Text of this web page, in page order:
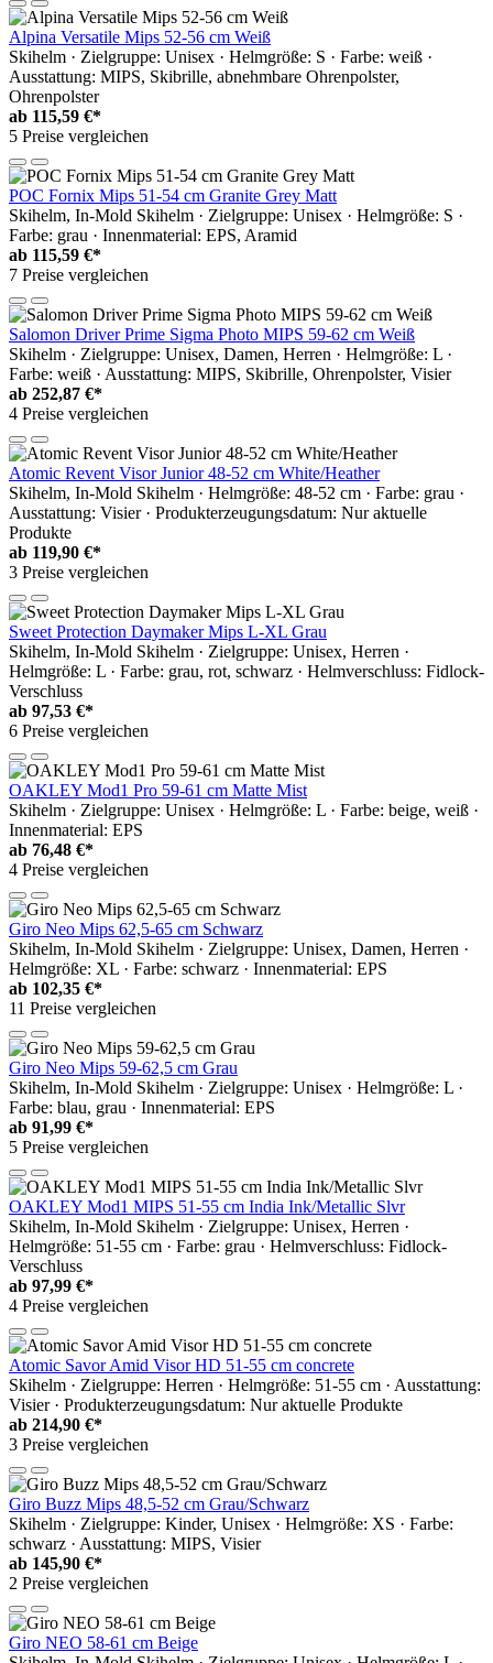
Alpina Versatile Mips 52-56 cm Weiß
Skihelm · Zielgruppe: Unisex · Helmgröße: S · Farbe: weiß ·
Ausstattung: MIPS, Skibrille, abnehmbare Ohrenpolster,
Ohrenpolster
ab 115,59 €*
5 Preise vergleichen
POC Fornix Mips 51-54 cm Granite Grey Matt
Skihelm, In-Mold Skihelm · Zielgruppe: Unisex · Helmgröße: S ·
Farbe: grau · Innenmaterial: EPS, Aramid
ab 115,59 €*
7 Preise vergleichen
Salomon Driver Prime Sigma Photo MIPS 59-62 cm Weiß
Skihelm · Zielgruppe: Unisex, Damen, Herren · Helmgröße: L ·
Farbe: weiß · Ausstattung: MIPS, Skibrille, Ohrenpolster, Visier
ab 252,87 €*
4 Preise vergleichen
Atomic Revent Visor Junior 48-52 cm White/Heather
Skihelm, In-Mold Skihelm · Helmgröße: 48-52 cm · Farbe: grau ·
Ausstattung: Visier · Produkterzeugungsdatum: Nur aktuelle
Produkte
ab 119,90 €*
3 Preise vergleichen
Sweet Protection Daymaker Mips L-XL Grau
Skihelm, In-Mold Skihelm · Zielgruppe: Unisex, Herren ·
Helmgröße: L · Farbe: grau, rot, schwarz · Helmverschluss: Fidlock-
Verschluss
ab 97,53 €*
6 Preise vergleichen
OAKLEY Mod1 Pro 59-61 cm Matte Mist
Skihelm · Zielgruppe: Unisex · Helmgröße: L · Farbe: beige, weiß ·
Innenmaterial: EPS
ab 76,48 €*
4 Preise vergleichen
Giro Neo Mips 62,5-65 cm Schwarz
Skihelm, In-Mold Skihelm · Zielgruppe: Unisex, Damen, Herren ·
Helmgröße: XL · Farbe: schwarz · Innenmaterial: EPS
ab 102,35 €*
11 Preise vergleichen
Giro Neo Mips 59-62,5 cm Grau
Skihelm, In-Mold Skihelm · Zielgruppe: Unisex · Helmgröße: L ·
Farbe: blau, grau · Innenmaterial: EPS
ab 91,99 €*
5 Preise vergleichen
OAKLEY Mod1 MIPS 51-55 cm India Ink/Metallic Slvr
Skihelm, In-Mold Skihelm · Zielgruppe: Unisex, Herren ·
Helmgröße: 51-55 cm · Farbe: grau · Helmverschluss: Fidlock-
Verschluss
ab 97,99 €*
4 Preise vergleichen
Atomic Savor Amid Visor HD 51-55 cm concrete
Skihelm · Zielgruppe: Herren · Helmgröße: 51-55 cm · Ausstattung:
Visier · Produkterzeugungsdatum: Nur aktuelle Produkte
ab 214,90 €*
3 Preise vergleichen
Giro Buzz Mips 48,5-52 cm Grau/Schwarz
Skihelm · Zielgruppe: Kinder, Unisex · Helmgröße: XS · Farbe:
schwarz · Ausstattung: MIPS, Visier
ab 145,90 €*
2 Preise vergleichen
Giro NEO 58-61 cm Beige